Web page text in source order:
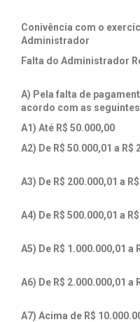
Conivência com o
Administrador
Falta do Administrador
A) Pela falta de
acordo com as
A1) Até R$ 50.000,00
A2) De R$ 50.000,01 a R$
A3) De R$ 200.000,01 a
A4) De R$ 500.000,01 a
A5) De R$ 1.000.000,01 a
A6) De R$ 2.000.000,01 a
A7) Acima de R$